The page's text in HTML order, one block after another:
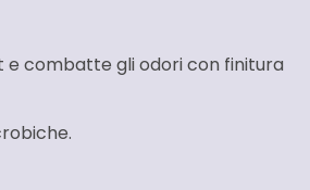
e combatte gli odori con finitura